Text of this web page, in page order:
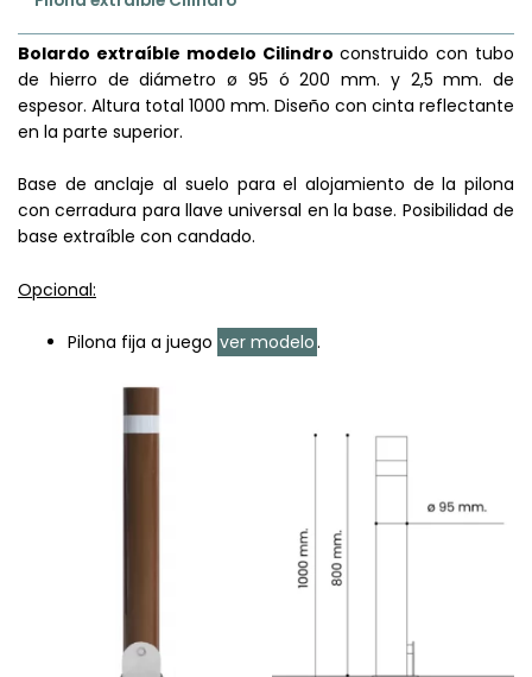
Bolardo extraíble modelo Cilindro construido con tubo
de hierro de diámetro ø 95 ó 200 mm. y 2,5 mm. de
espesor. Altura total 1000 mm. Diseño con cinta reflectante
en la parte superior.
Base de anclaje al suelo para el alojamiento de la pilona
con cerradura para llave universal en la base. Posibilidad de
base extraíble con candado.
Opcional:
Pilona fija a juego ver modelo.